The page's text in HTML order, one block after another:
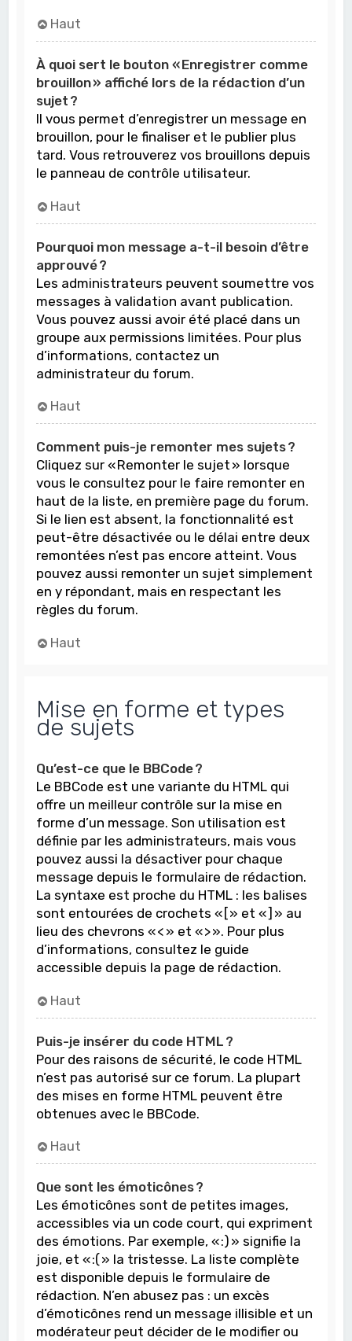
Haut
À quoi sert le bouton « Enregistrer comme
brouillon » affiché lors de la rédaction d’un
sujet ?
Il vous permet d’enregistrer un message en
brouillon, pour le finaliser et le publier plus
tard. Vous retrouverez vos brouillons depuis
le panneau de contrôle utilisateur.
Haut
Pourquoi mon message a-t-il besoin d’être
approuvé ?
Les administrateurs peuvent soumettre vos
messages à validation avant publication.
Vous pouvez aussi avoir été placé dans un
groupe aux permissions limitées. Pour plus
d’informations, contactez un
administrateur du forum.
Haut
Comment puis-je remonter mes sujets ?
Cliquez sur « Remonter le sujet » lorsque
vous le consultez pour le faire remonter en
haut de la liste, en première page du forum.
Si le lien est absent, la fonctionnalité est
peut-être désactivée ou le délai entre deux
remontées n’est pas encore atteint. Vous
pouvez aussi remonter un sujet simplement
en y répondant, mais en respectant les
règles du forum.
Haut
Mise en forme et types
de sujets
Qu’est-ce que le BBCode ?
Le BBCode est une variante du HTML qui
offre un meilleur contrôle sur la mise en
forme d’un message. Son utilisation est
définie par les administrateurs, mais vous
pouvez aussi la désactiver pour chaque
message depuis le formulaire de rédaction.
La syntaxe est proche du HTML : les balises
sont entourées de crochets « [ » et « ] » au
lieu des chevrons « < » et « > ». Pour plus
d’informations, consultez le guide
accessible depuis la page de rédaction.
Haut
Puis-je insérer du code HTML ?
Pour des raisons de sécurité, le code HTML
n’est pas autorisé sur ce forum. La plupart
des mises en forme HTML peuvent être
obtenues avec le BBCode.
Haut
Que sont les émoticônes ?
Les émoticônes sont de petites images,
accessibles via un code court, qui expriment
des émotions. Par exemple, « :) » signifie la
joie, et « :( » la tristesse. La liste complète
est disponible depuis le formulaire de
rédaction. N’en abusez pas : un excès
d’émoticônes rend un message illisible et un
modérateur peut décider de le modifier ou